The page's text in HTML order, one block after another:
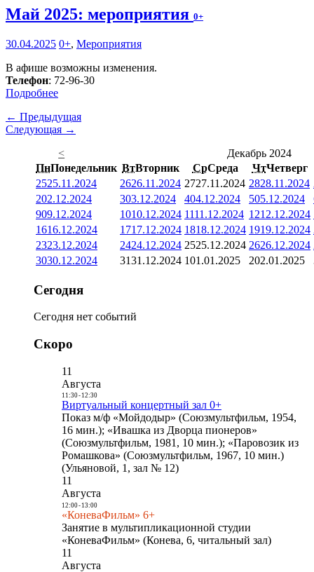
Май 2025: мероприятия 0+
30.04.2025 0+, Мероприятия
В афише возможны изменения.
Телефон: 72-96-30
Подробнее
← Предыдущая
Следующая →
<
Декабрь 2024
ПнПонедельник ВтВторник СрСреда ЧтЧетверг
2525.11.2024 2626.11.2024 2727.11.2024 2828.11.2024
202.12.2024 303.12.2024 404.12.2024 505.12.2024
909.12.2024 1010.12.2024 1111.12.2024 1212.12.2024
1616.12.2024 1717.12.2024 1818.12.2024 1919.12.2024
2323.12.2024 2424.12.2024 2525.12.2024 2626.12.2024
3030.12.2024 3131.12.2024 101.01.2025 202.01.2025
Сегодня
Сегодня нет событий
Скоро
11
Августа
11:30- 12:30
Виртуальный концертный зал 0+
Показ м/ф «Мойдодыр» (Союзмультфильм, 1954,
16 мин.); «Ивашка из Дворца пионеров»
(Союзмультфильм, 1981, 10 мин.); «Паровозик из
Ромашкова» (Союзмультфильм, 1967, 10 мин.)
(Ульяновой, 1, зал № 12)
11
Августа
12:00- 13:00
«КоневаФильм» 6+
Занятие в мультипликационной студии
«КоневаФильм» (Конева, 6, читальный зал)
11
Августа